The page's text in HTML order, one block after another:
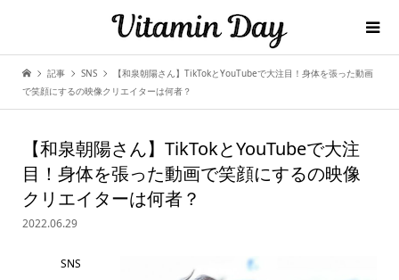
記事 SNS
【和泉朝陽さん】TikTokとYouTubeで大注目！身体を張った動画
で笑顔にするの映像クリエイターは何者？
【和泉朝陽さん】TikTokとYouTubeで大注
目！身体を張った動画で笑顔にするの映像
クリエイターは何者？
2022.06.29
SNS